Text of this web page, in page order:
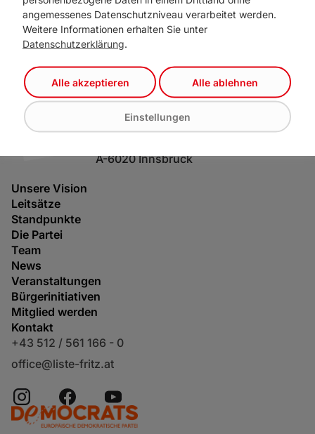
Liste Fritz –
Bürgerforum Tirol
Maximilianstraße 2
A-6020 Innsbruck
Unsere Vision
Leitsätze
Standpunkte
Die Partei
Team
News
Veranstaltungen
Bürgerinitiativen
Mitglied werden
Kontakt
+43 512 / 561 166 - 0
office@liste-fritz.at
angemessenes Datenschutzniveau verarbeitet werden.
Weitere Informationen erhalten Sie unter
Datenschutzerklärung
Alle akzeptieren Alle ablehnen
Einstellungen